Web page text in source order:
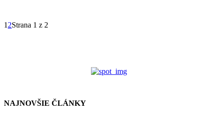
1 2Strana 1 z 2
NAJNOVŠIE ČLÁNKY